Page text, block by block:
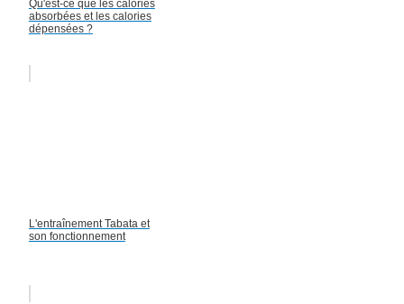
Qu'est-ce que les calories
absorbées et les calories
dépensées ?
L'entraînement Tabata et
son fonctionnement